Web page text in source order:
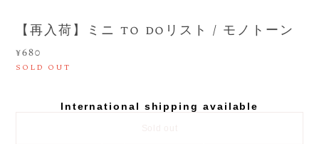
【再入荷】ミニ to doリスト / モノトーン
¥680
SOLD OUT
International shipping available